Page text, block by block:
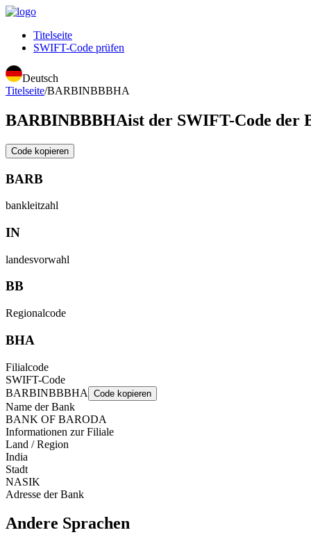
Titelseite
SWIFT-Code prüfen
Deutsch
Titelseite/BARBINBBBHA
BARBINBBBHAist der SWIFT-Code der
Code kopieren
BARB
bankleitzahl
IN
landesvorwahl
BB
Regionalcode
BHA
Filialcode
SWIFT-Code
BARBINBBBHA
Code kopieren
Name der Bank
BANK OF BARODA
Informationen zur Filiale
Land / Region
India
Stadt
NASIK
Adresse der Bank
Andere Sprachen